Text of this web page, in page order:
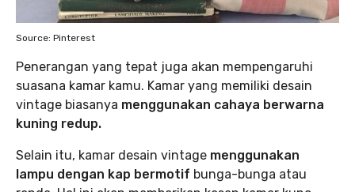
Source: Pinterest
Penerangan yang tepat juga akan mempengaruhi
suasana kamar kamu. Kamar yang memiliki desain
vintage biasanya menggunakan cahaya berwarna
kuning redup.
Selain itu, kamar desain vintage menggunakan
lampu dengan kap bermotif bunga-bunga atau